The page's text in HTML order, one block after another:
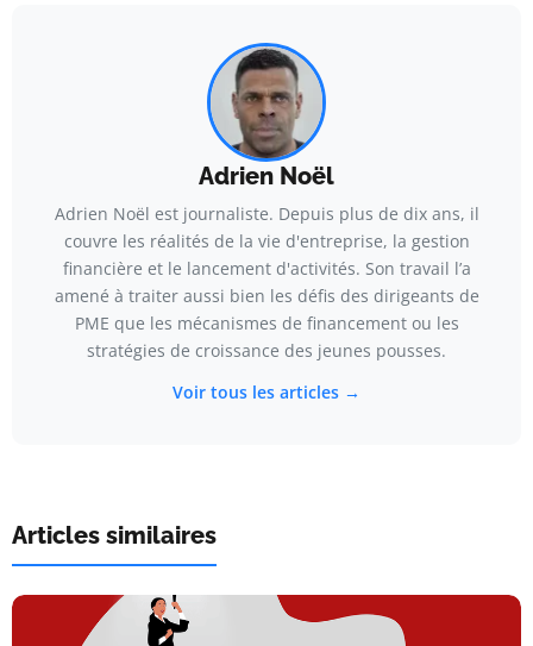
Adrien Noël
Adrien Noël est journaliste. Depuis plus de dix ans, il
couvre les réalités de la vie d'entreprise, la gestion
financière et le lancement d'activités. Son travail l’a
amené à traiter aussi bien les défis des dirigeants de
PME que les mécanismes de financement ou les
stratégies de croissance des jeunes pousses.
Voir tous les articles →
Articles similaires